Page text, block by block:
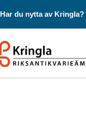
Har du nytta av Kringla?